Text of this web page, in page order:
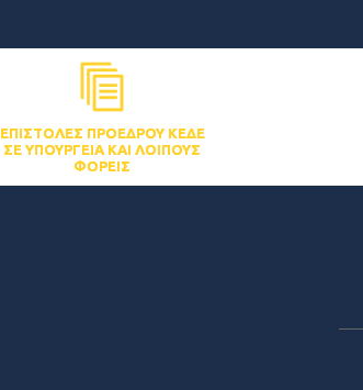
ΕΠΙΣΤΟΛΈΣ ΠΡΟΈΔΡΟΥ ΚΕΔΕ
ΣΕ ΥΠΟΥΡΓΕΊΑ ΚΑΙ ΛΟΙΠΟΎΣ
ΦΟΡΕΊΣ